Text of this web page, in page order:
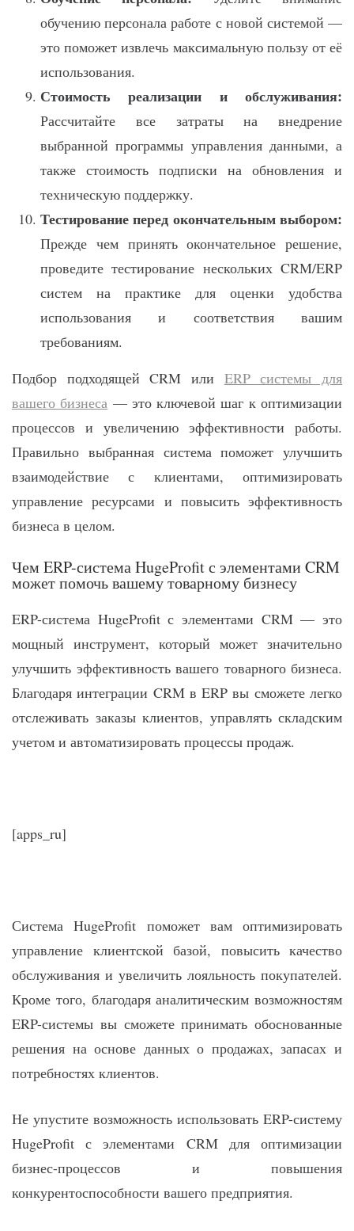
обучению персонала работе с новой системой —
это поможет извлечь максимальную пользу от её
использования.
Стоимость реализации и обслуживания:
Рассчитайте все затраты на внедрение
выбранной программы управления данными, а
также стоимость подписки на обновления и
техническую поддержку.
Тестирование перед окончательным выбором:
Прежде чем принять окончательное решение,
проведите тестирование нескольких CRM/ERP
систем на практике для оценки удобства
использования и соответствия вашим
требованиям.
Подбор подходящей CRM или ERP системы для
вашего бизнеса — это ключевой шаг к оптимизации
процессов и увеличению эффективности работы.
Правильно выбранная система поможет улучшить
взаимодействие с клиентами, оптимизировать
управление ресурсами и повысить эффективность
бизнеса в целом.
Чем ERP-система HugeProfit с элементами CRM
может помочь вашему товарному бизнесу
ERP-система HugeProfit с элементами CRM — это
мощный инструмент, который может значительно
улучшить эффективность вашего товарного бизнеса.
Благодаря интеграции CRM в ERP вы сможете легко
отслеживать заказы клиентов, управлять складским
учетом и автоматизировать процессы продаж.
[apps_ru]
Система HugeProfit поможет вам оптимизировать
управление клиентской базой, повысить качество
обслуживания и увеличить лояльность покупателей.
Кроме того, благодаря аналитическим возможностям
ERP-системы вы сможете принимать обоснованные
решения на основе данных о продажах, запасах и
потребностях клиентов.
Не упустите возможность использовать ERP-систему
HugeProfit с элементами CRM для оптимизации
бизнес-процессов и повышения
конкурентоспособности вашего предприятия.